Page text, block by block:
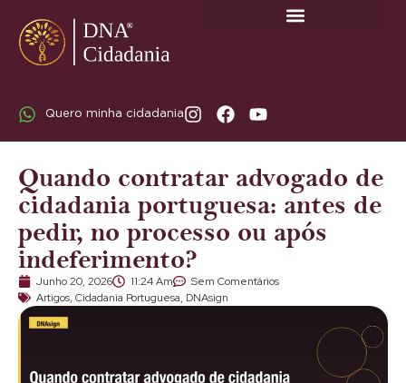
Quero minha cidadania
Quando contratar advogado de
cidadania portuguesa: antes de
pedir, no processo ou após
indeferimento?
Junho 20, 2026 11:24 Am
Sem Comentários
Artigos, Cidadania Portuguesa, DNAsign